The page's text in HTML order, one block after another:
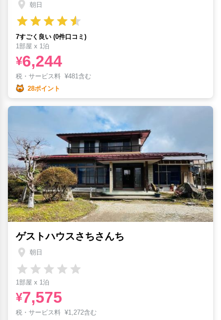
朝日
7すごく良い (0件口コミ)
1部屋 x 1泊
¥6,244
税・サービス料 ¥481含む
28ポイント
ゲストハウスさちさんち
朝日
1部屋 x 1泊
¥7,575
税・サービス料 ¥1,272含む